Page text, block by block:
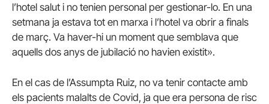
l’hotel salut i no tenien personal per gestionar-lo. En una
setmana ja estava tot en marxa i l’hotel va obrir a finals
de març. Va haver-hi un moment que semblava que
aquells dos anys de jubilació no havien existit».
En el cas de l’Assumpta Ruiz, no va tenir contacte amb
els pacients malalts de Covid, ja que era persona de risc